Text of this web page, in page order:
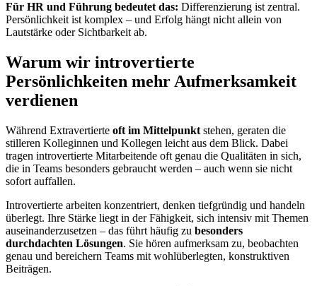
Für HR und Führung bedeutet das: Differenzierung ist zentral.
Persönlichkeit ist komplex – und Erfolg hängt nicht allein von
Lautstärke oder Sichtbarkeit ab.
Warum wir introvertierte
Persönlichkeiten mehr Aufmerksamkeit
verdienen
Während Extravertierte oft im Mittelpunkt stehen, geraten die
stilleren Kolleginnen und Kollegen leicht aus dem Blick. Dabei
tragen introvertierte Mitarbeitende oft genau die Qualitäten in sich,
die in Teams besonders gebraucht werden – auch wenn sie nicht
sofort auffallen.
Introvertierte arbeiten konzentriert, denken tiefgründig und handeln
überlegt. Ihre Stärke liegt in der Fähigkeit, sich intensiv mit Themen
auseinanderzusetzen – das führt häufig zu besonders
durchdachten Lösungen. Sie hören aufmerksam zu, beobachten
genau und bereichern Teams mit wohlüberlegten, konstruktiven
Beiträgen.